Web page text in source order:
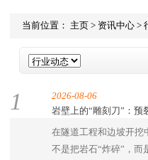
当前位置： 主页> 资讯中心>
1
2026-08-06
岩壁上的“雕刻刀”：预
在隧道工程和边坡开挖
不是把岩石“炸碎”，而